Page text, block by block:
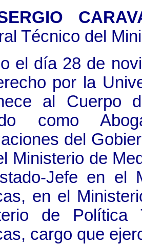
Técnico del
el día 28 de
por la
al Cuerpo
como
del
Ministerio de
Jefe en el
en el
de Política
cargo que